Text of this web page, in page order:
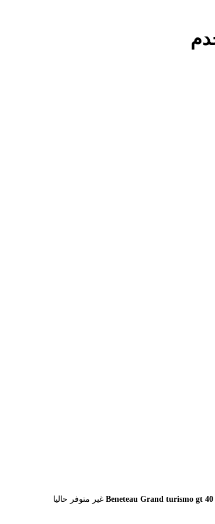
Beneteau Grand turismo gt 40